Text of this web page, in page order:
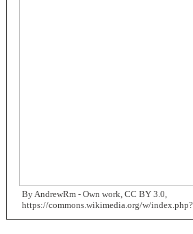
By AndrewRm - Own work, CC BY 3.0,
https://commons.wikimedia.org/w/